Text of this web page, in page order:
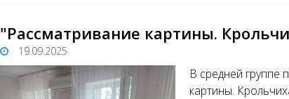
"Рассматривание картины.
19.09.2025
В средней группе
картины.